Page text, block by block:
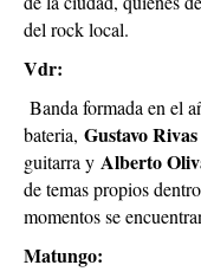
del rock local.
Vdr:
Banda formada en el
bateria, Gustavo Rivas
guitarra y Alberto
de temas propios
momentos se
Matungo: